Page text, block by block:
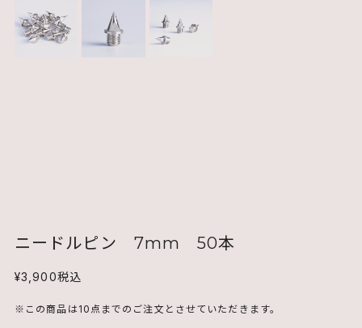
ニードルピン 7mm 50本
¥3,900税込
※この商品は10点までのご注文とさせていただきます。